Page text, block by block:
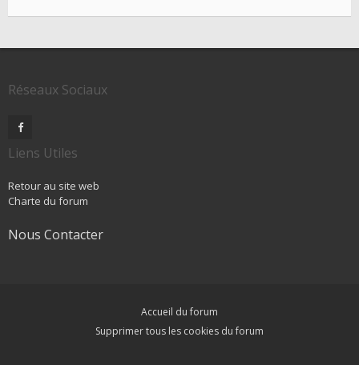
Réseaux Sociaux
Liens Utiles
Retour au site web
Charte du forum
Nous Contacter
Accueil du forum
Supprimer tous les cookies du forum